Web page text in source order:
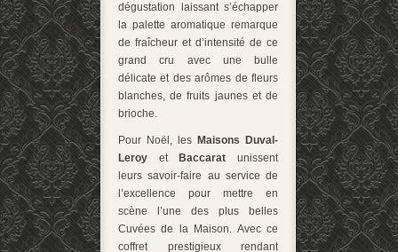
dégustation laissant s’échapper
la palette aromatique remarque
de fraîcheur et d’intensité de ce
grand cru avec une bulle
délicate et des arômes de fleurs
blanches, de fruits jaunes et de
brioche.
Pour Noël, les Maisons Duval-
Leroy etBaccarat unissent
leurs savoir-faire au service de
l’excellence pour mettre en
scène l’une des plus belles
Cuvées de la Maison. Avec ce
coffret prestigieux rendant